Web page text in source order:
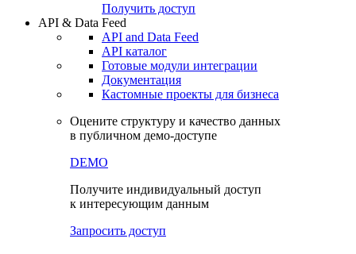
Получить доступ
API & Data Feed
API and Data Feed
API каталог
Готовые модули интеграции
Документация
Кастомные проекты для бизнеса
Оцените структуру и качество данных
в публичном демо-доступе
DEMO
Получите индивидуальный доступ
к интересующим данным
Запросить доступ